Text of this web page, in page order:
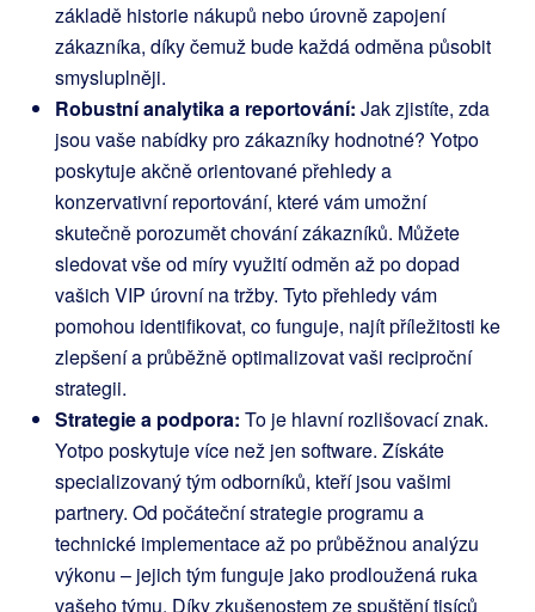
základě historie nákupů nebo úrovně zapojení
zákazníka, díky čemuž bude každá odměna působit
smysluplněji.
Robustní analytika a reportování: Jak zjistíte, zda
jsou vaše nabídky pro zákazníky hodnotné? Yotpo
poskytuje akčně orientované přehledy a
konzervativní reportování, které vám umožní
skutečně porozumět chování zákazníků. Můžete
sledovat vše od míry využití odměn až po dopad
vašich VIP úrovní na tržby. Tyto přehledy vám
pomohou identifikovat, co funguje, najít příležitosti ke
zlepšení a průběžně optimalizovat vaši reciproční
strategii.
Strategie a podpora: To je hlavní rozlišovací znak.
Yotpo poskytuje více než jen software. Získáte
specializovaný tým odborníků, kteří jsou vašimi
partnery. Od počáteční strategie programu a
technické implementace až po průběžnou analýzu
výkonu – jejich tým funguje jako prodloužená ruka
vašeho týmu. Díky zkušenostem ze spuštění tisíců